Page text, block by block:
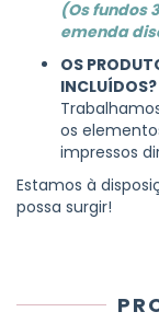
(Os fundos
emenda
OS
INCLUÍDOS?
os
impressos
Estamos à
possa surgir!